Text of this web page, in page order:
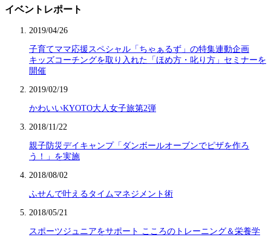
イベントレポート
2019/04/26
子育てママ応援スペシャル「ちゃぁるず」の特集連動企画
キッズコーチングを取り入れた「ほめ方・叱り方」セミナーを
開催
2019/02/19
かわいいKYOTO大人女子旅第2弾
2018/11/22
親子防災デイキャンプ「ダンボールオーブンでピザを作ろ
う！」を実施
2018/08/02
ふせんで叶えるタイムマネジメント術
2018/05/21
スポーツジュニアをサポート こころのトレーニング＆栄養学